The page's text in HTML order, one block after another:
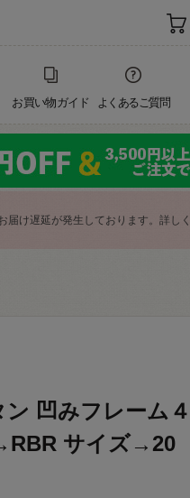
お買い物ガイド よくあるご質問
届け遅延が発生しております。詳し
凹みフレーム
サイズ→20